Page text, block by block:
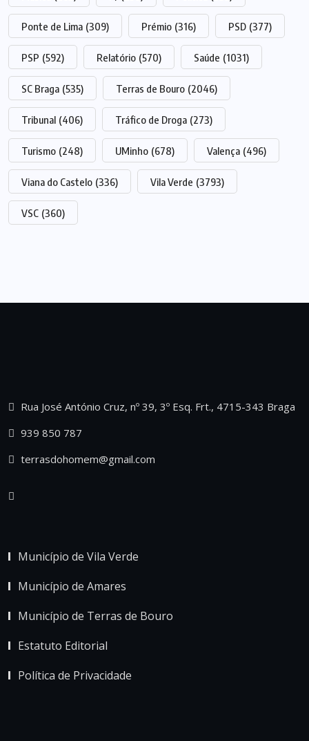
Ponte de Lima (309) Prémio (316) PSD (377)
PSP (592) Relatório (570) Saúde (1031)
SC Braga (535) Terras de Bouro (2046)
Tribunal (406) Tráfico de Droga (273)
Turismo (248) UMinho (678) Valença (496)
Viana do Castelo (336) Vila Verde (3793)
VSC (360)
Rua José António Cruz, nº 39, 3º Esq. Frt., 4715-343 Braga
939 850 787
terrasdohomem@gmail.com
Município de Vila Verde
Município de Amares
Município de Terras de Bouro
Estatuto Editorial
Política de Privacidade